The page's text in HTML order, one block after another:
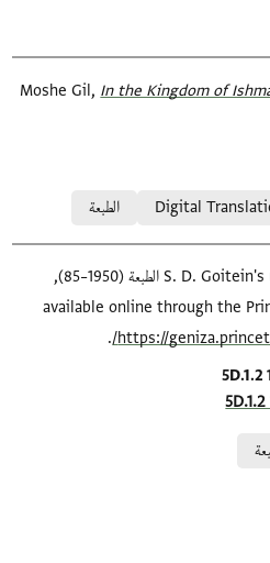
Moshe Gil,In the Kingdom of
Digital الطبعة
S. D. Goitein's unpublished edition and الطبعة (1950–85),
available online through the
https://
.
5D.1.2